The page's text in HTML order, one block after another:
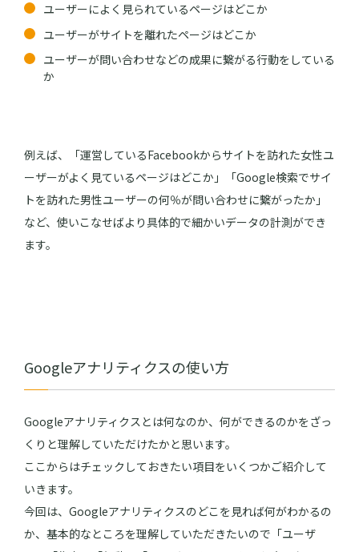
ユーザーによく見られているページはどこか
ユーザーがサイトを離れたページはどこか
ユーザーが問い合わせなどの成果に繋がる行動をしている
か
例えば、「運営しているFacebookからサイトを訪れた女性ユ
ーザーがよく見ているページはどこか」「Google検索でサイ
トを訪れた男性ユーザーの何％が問い合わせに繋がったか」
など、使いこなせばより具体的で細かいデータの計測ができ
ます。
Googleアナリティクスの使い方
Googleアナリティクスとは何なのか、何ができるのかをざっ
くりと理解していただけたかと思います。
ここからはチェックしておきたい項目をいくつかご紹介して
いきます。
今回は、Googleアナリティクスのどこを見れば何がわかるの
か、基本的なところを理解していただきたいので「ユーザ